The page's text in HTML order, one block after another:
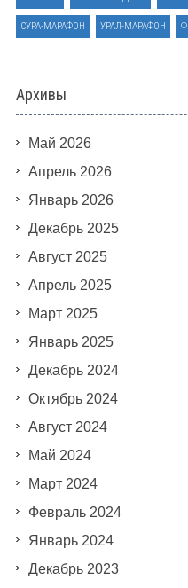
СУРА-МАРАФОН УРАЛ-МАРАФОН
Архивы
Май 2026
Апрель 2026
Январь 2026
Декабрь 2025
Август 2025
Апрель 2025
Март 2025
Январь 2025
Декабрь 2024
Октябрь 2024
Август 2024
Май 2024
Март 2024
Февраль 2024
Январь 2024
Декабрь 2023